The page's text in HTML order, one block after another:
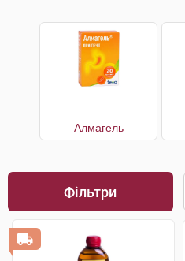
Алмагель
Фільтри